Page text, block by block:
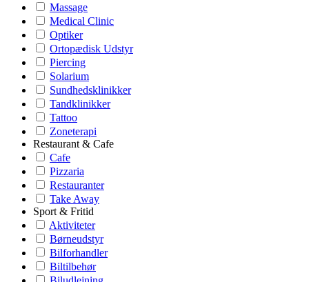
Massage
Medical Clinic
Optiker
Ortopædisk Udstyr
Piercing
Solarium
Sundhedsklinikker
Tandklinikker
Tattoo
Zoneterapi
Restaurant & Cafe
Cafe
Pizzaria
Restauranter
Take Away
Sport & Fritid
Aktiviteter
Børneudstyr
Bilforhandler
Biltilbehør